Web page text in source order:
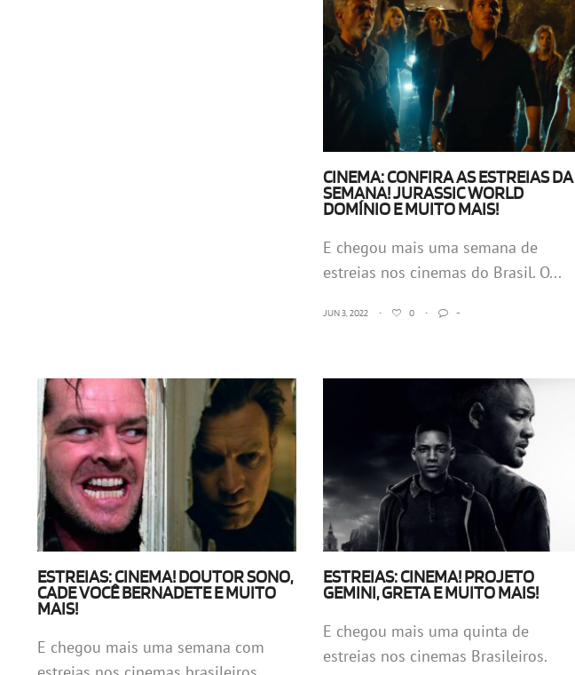
CINEMA: CONFIRA AS ESTREIAS DA
SEMANA! JURASSIC WORLD
DOMÍNIO E MUITO MAIS!
E chegou mais uma semana de
estreias nos cinemas do Brasil. O...
JUN 3, 2022 • 0 • -
ESTREIAS: CINEMA! DOUTOR SONO,
CADE VOCÊ BERNADETE E MUITO
MAIS!
E chegou mais uma semana com
ESTREIAS: CINEMA! PROJETO
GEMINI, GRETA E MUITO MAIS!
E chegou mais uma quinta de
estreias nos cinemas Brasileiros.